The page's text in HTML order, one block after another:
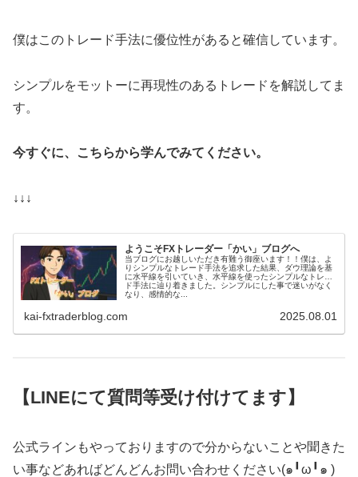
僕はこのトレード手法に優位性があると確信しています。
シンプルをモットーに再現性のあるトレードを解説してま
す。
今すぐに、こちらから学んでみてください。
↓↓↓
ようこそFXトレーダー「かい」ブログへ
当ブログにお越しいただき有難う御座います！！僕は、よ
りシンプルなトレード手法を追求した結果、ダウ理論を基
に水平線を引いていき、水平線を使ったシンプルなトレー
ド手法に辿り着きました。シンプルにした事で迷いがなく
なり、感情的な...
kai-fxtraderblog.com 2025.08.01
【LINEにて質問等受け付けてます】
公式ラインもやっておりますので分からないことや聞きた
い事などあればどんどんお問い合わせください(๑╹ω╹๑ )